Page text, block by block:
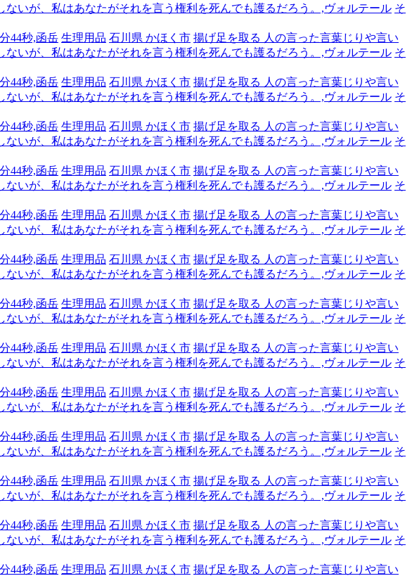
ないが、私はあなたがそれを言う権利を死んでも護るだろう。,ヴォルテール そ
44秒,函岳 生理用品 石川県 かほく市 揚げ足を取る 人の言った言葉じりや言い
ないが、私はあなたがそれを言う権利を死んでも護るだろう。,ヴォルテール そ
44秒,函岳 生理用品 石川県 かほく市 揚げ足を取る 人の言った言葉じりや言い
ないが、私はあなたがそれを言う権利を死んでも護るだろう。,ヴォルテール そ
44秒,函岳 生理用品 石川県 かほく市 揚げ足を取る 人の言った言葉じりや言い
ないが、私はあなたがそれを言う権利を死んでも護るだろう。,ヴォルテール そ
44秒,函岳 生理用品 石川県 かほく市 揚げ足を取る 人の言った言葉じりや言い
ないが、私はあなたがそれを言う権利を死んでも護るだろう。,ヴォルテール そ
44秒,函岳 生理用品 石川県 かほく市 揚げ足を取る 人の言った言葉じりや言い
ないが、私はあなたがそれを言う権利を死んでも護るだろう。,ヴォルテール そ
44秒,函岳 生理用品 石川県 かほく市 揚げ足を取る 人の言った言葉じりや言い
ないが、私はあなたがそれを言う権利を死んでも護るだろう。,ヴォルテール そ
44秒,函岳 生理用品 石川県 かほく市 揚げ足を取る 人の言った言葉じりや言い
ないが、私はあなたがそれを言う権利を死んでも護るだろう。,ヴォルテール そ
44秒,函岳 生理用品 石川県 かほく市 揚げ足を取る 人の言った言葉じりや言い
ないが、私はあなたがそれを言う権利を死んでも護るだろう。,ヴォルテール そ
44秒,函岳 生理用品 石川県 かほく市 揚げ足を取る 人の言った言葉じりや言い
ないが、私はあなたがそれを言う権利を死んでも護るだろう。,ヴォルテール そ
44秒,函岳 生理用品 石川県 かほく市 揚げ足を取る 人の言った言葉じりや言い
ないが、私はあなたがそれを言う権利を死んでも護るだろう。,ヴォルテール そ
44秒,函岳 生理用品 石川県 かほく市 揚げ足を取る 人の言った言葉じりや言い
ないが、私はあなたがそれを言う権利を死んでも護るだろう。,ヴォルテール そ
44秒,函岳 生理用品 石川県 かほく市 揚げ足を取る 人の言った言葉じりや言い
ないが、私はあなたがそれを言う権利を死んでも護るだろう。,ヴォルテール そ
44秒,函岳 生理用品 石川県 かほく市 揚げ足を取る 人の言った言葉じりや言い